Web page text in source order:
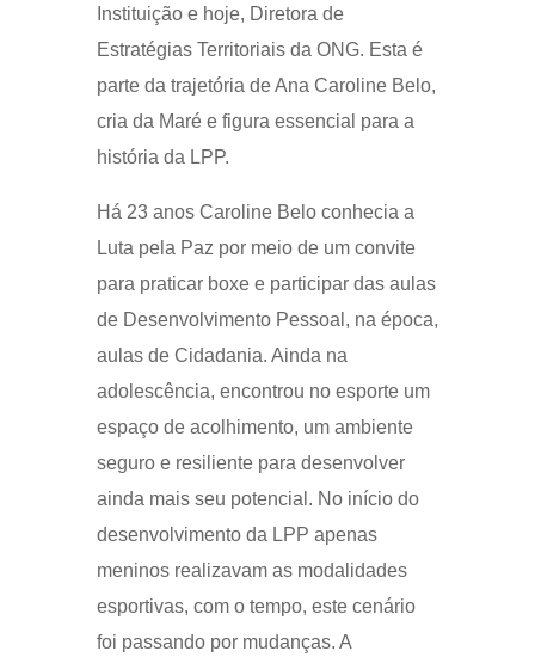
Instituição e hoje, Diretora de
Estratégias Territoriais da ONG. Esta é
parte da trajetória de Ana Caroline Belo,
cria da Maré e figura essencial para a
história da LPP.
Há 23 anos Caroline Belo conhecia a
Luta pela Paz por meio de um convite
para praticar boxe e participar das aulas
de Desenvolvimento Pessoal, na época,
aulas de Cidadania. Ainda na
adolescência, encontrou no esporte um
espaço de acolhimento, um ambiente
seguro e resiliente para desenvolver
ainda mais seu potencial. No início do
desenvolvimento da LPP apenas
meninos realizavam as modalidades
esportivas, com o tempo, este cenário
foi passando por mudanças. A